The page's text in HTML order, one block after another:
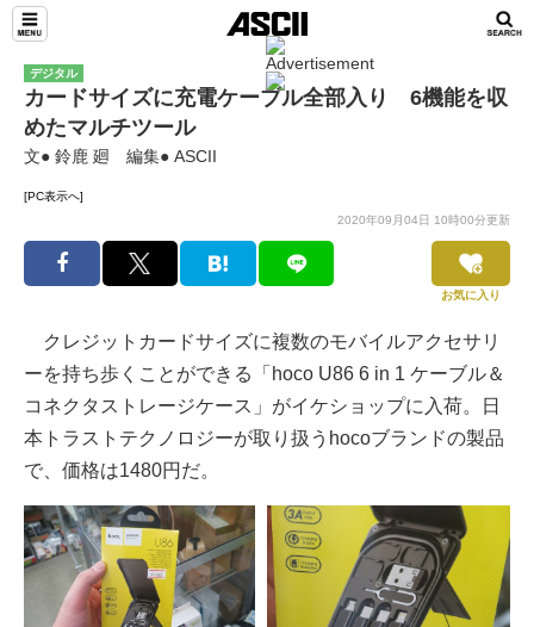
デジタル
カードサイズに充電ケーブル全部入り 6機能を収
めたマルチツール
文● 鈴鹿 廻 編集● ASCII
[PC表示へ]
2020年09月04日 10時00分更新
お気に入り
クレジットカードサイズに複数のモバイルアクセサリ
ーを持ち歩くことができる「hoco U86 6 in 1 ケーブル＆
コネクタストレージケース」がイケショップに入荷。日
本トラストテクノロジーが取り扱うhocoブランドの製品
で、価格は1480円だ。